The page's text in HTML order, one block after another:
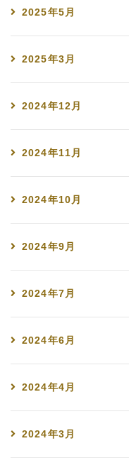
2025年5月
2025年3月
2024年12月
2024年11月
2024年10月
2024年9月
2024年7月
2024年6月
2024年4月
2024年3月